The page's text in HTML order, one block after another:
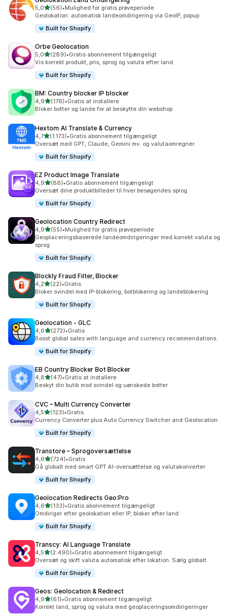
5,0ud af 5 stjerner
(56)
56 anmeldelser i alt
•Mulighed for gratis prøveperiode
Geolokation: automatisk landeomdirigering via GeoIP, popup
Built for Shopify
Orbe Geolocation
5,0ud af 5 stjerner
(289)
289 anmeldelser i alt
•Gratis abonnement tilgængeligt
Vis korrekt produkt, pris, sprog og valuta efter land.
Built for Shopify
BM: Country blocker IP blocker
4,9ud af 5 stjerner
(176)
176 anmeldelser i alt
•Gratis at installere
Bloker botter og lande for at beskytte din webshop
Hextom AI Translate & Currency
4,7ud af 5 stjerner
(1.173)
1173 anmeldelser i alt
•Gratis abonnement tilgængeligt
Oversæt med GPT, Claude, Gemini mv. og valutaomregner
Built for Shopify
EZ Product Image Translate
4,9ud af 5 stjerner
(88)
88 anmeldelser i alt
•Gratis abonnement tilgængeligt
Oversæt dine produktbilleder til hver besøgendes sprog
Built for Shopify
Geolocation Country Redirect
4,9ud af 5 stjerner
(55)
55 anmeldelser i alt
•Mulighed for gratis prøveperiode
Geoplaceringsbaserede landeomdirigeringer med korrekt valuta og
sprog
Built for Shopify
Blockly Fraud Filter, Blocker
4,2ud af 5 stjerner
(22)
22 anmeldelser i alt
•Gratis
Bloker svindel med IP-blokering, botblokering og landeblokering
Built for Shopify
Geolocation ‑ GLC
4,6ud af 5 stjerner
(272)
272 anmeldelser i alt
•Gratis
Boost global sales with language and currency recommendations.
Built for Shopify
EB Country Blocker Bot Blocker
4,8ud af 5 stjerner
(47)
47 anmeldelser i alt
•Gratis at installere
Beskyt din butik mod svindel og uønskede botter
CVC – Multi Currency Converter
4,5ud af 5 stjerner
(123)
123 anmeldelser i alt
•Gratis
Currency Converter plus Auto Currency Switcher and Geolocation
Built for Shopify
Transtore – Sprogoversættelse
4,6ud af 5 stjerner
(724)
724 anmeldelser i alt
•Gratis
Gå globalt med smart GPT AI-oversættelse og valutakonverter
Built for Shopify
Geolocation Redirects Geo:Pro
4,6ud af 5 stjerner
(133)
133 anmeldelser i alt
•Gratis abonnement tilgængeligt
Omdiriger efter geolokation eller IP, bloker efter land
Built for Shopify
Transcy: AI Language Translate
4,5ud af 5 stjerner
(2.490)
2490 anmeldelser i alt
•Gratis abonnement tilgængeligt
Oversæt og skift valuta automatisk efter lokation. Sælg globalt.
Built for Shopify
Geos: Geolocation & Redirect
4,9ud af 5 stjerner
(61)
61 anmeldelser i alt
•Gratis abonnement tilgængeligt
Korrekt land, sprog og valuta med geoplaceringsomdirigeringer